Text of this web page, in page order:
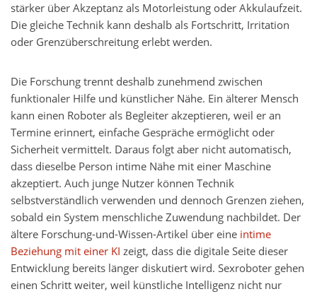
stärker über Akzeptanz als Motorleistung oder Akkulaufzeit.
Die gleiche Technik kann deshalb als Fortschritt, Irritation
oder Grenzüberschreitung erlebt werden.
Die Forschung trennt deshalb zunehmend zwischen
funktionaler Hilfe und künstlicher Nähe. Ein älterer Mensch
kann einen Roboter als Begleiter akzeptieren, weil er an
Termine erinnert, einfache Gespräche ermöglicht oder
Sicherheit vermittelt. Daraus folgt aber nicht automatisch,
dass dieselbe Person intime Nähe mit einer Maschine
akzeptiert. Auch junge Nutzer können Technik
selbstverständlich verwenden und dennoch Grenzen ziehen,
sobald ein System menschliche Zuwendung nachbildet. Der
ältere Forschung-und-Wissen-Artikel über eine intime
Beziehung mit einer KI zeigt, dass die digitale Seite dieser
Entwicklung bereits länger diskutiert wird. Sexroboter gehen
einen Schritt weiter, weil künstliche Intelligenz nicht nur